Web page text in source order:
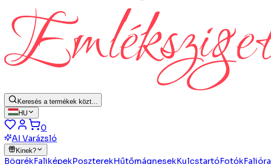
Keresés a termékek közt...
HU
0
AI Varázsló
Kinek?
BögrékFaliképekPoszterekHűtőmágnesekKulcstartóFotókFalióra